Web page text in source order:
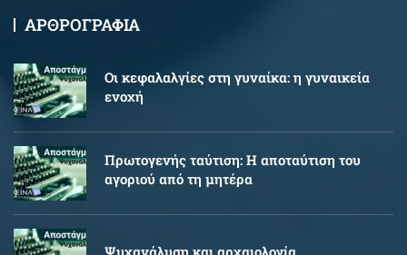
ΑΡΘΡΟΓΡΑΦΙΑ
Oι κεφαλαλγίες στη γυναίκα: η γυναικεία
ενοχή
Πρωτογενής ταύτιση: Η αποταύτιση του
αγοριού από τη μητέρα